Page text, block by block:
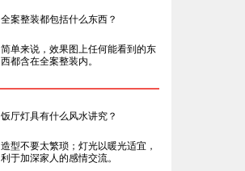
全案整装都包括什么东西？
简单来说，效果图上任何能看到的东
西都含在全案整装内。
饭厅灯具有什么风水讲究？
造型不要太繁琐；灯光以暖光适宜，
利于加深家人的感情交流。